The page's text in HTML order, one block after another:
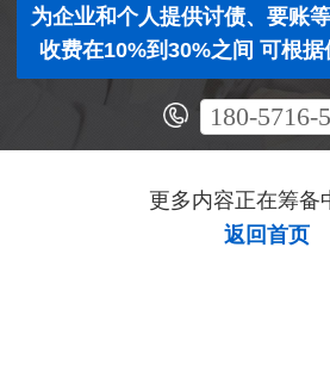
为企业和个人提供讨债、要账
收费在10%到30%之间 可根
180-5716-
更多内容正在筹
返回首页